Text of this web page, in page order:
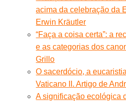
acima da celebração da
Erwin Kräutler
“Faça a coisa certa”: a
e as categorias dos
Grillo
O sacerdócio, a
Vaticano II. Artigo de
A significação ecológica